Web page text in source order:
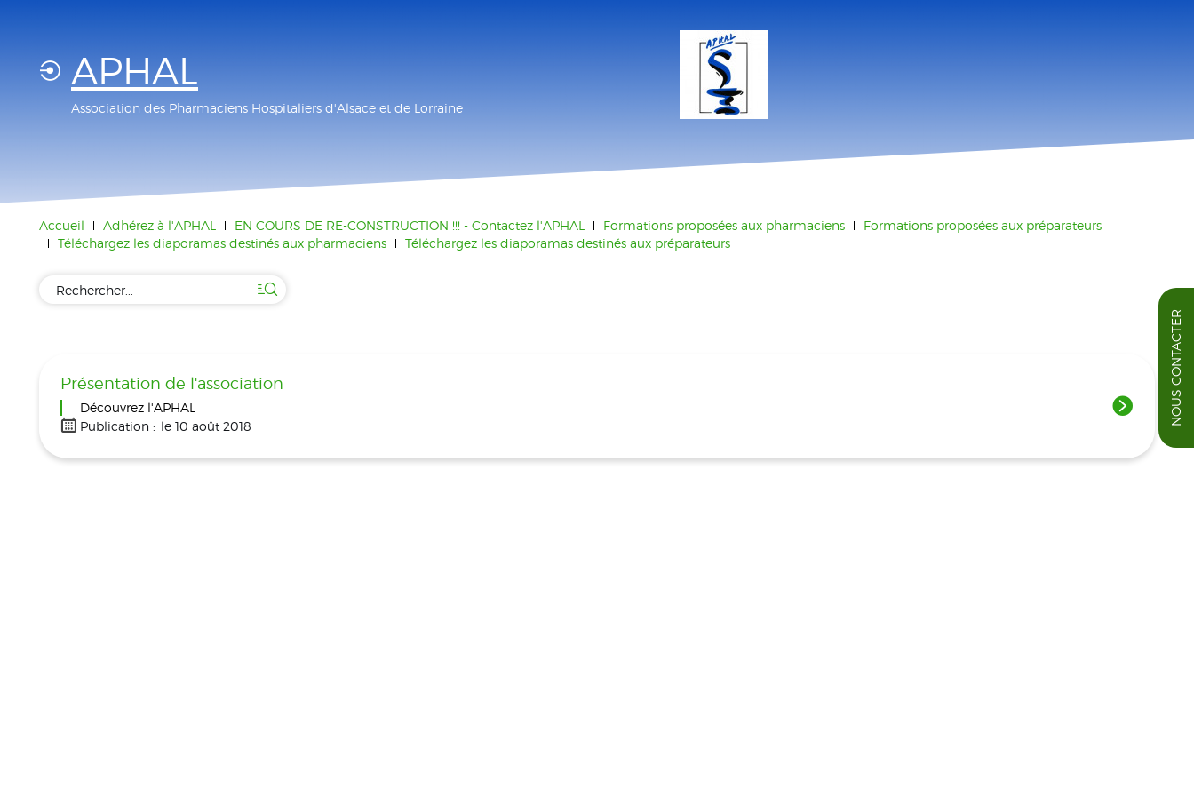
APHAL
Association des Pharmaciens Hospitaliers d'Alsace et de Lorraine
Accueil Adhérez à l'APHAL EN COURS DE RE-CONSTRUCTION !!! - Contactez l'APHAL Formations proposées aux pharmaciens
Formations proposées aux préparateurs
Téléchargez les diaporamas destinés aux pharmaciens
Téléchargez les diaporamas destinés aux préparateurs
Présentation de l'association
Découvrez l'APHAL
Publication : le 10 août 2018 NOUS CONTACTER